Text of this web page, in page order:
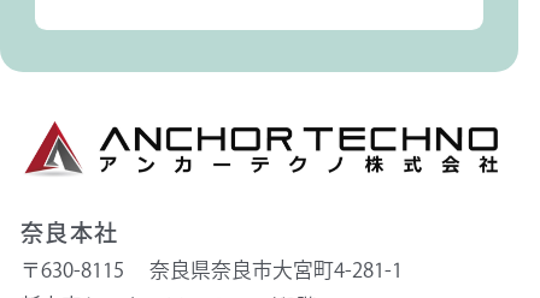
奈良本社
〒630-8115 奈良県奈良市大宮町4-281-1